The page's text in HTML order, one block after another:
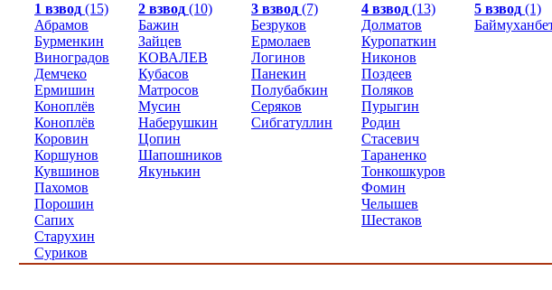
1 взвод (15)
Абрамов
Бурменкин
Виноградов
Демчеко
Ермишин
Коноплёв
Коноплёв
Коровин
Коршунов
Кувшинов
Пахомов
Порошин
Сапих
Старухин
Суриков
2 взвод (10)
Бажин
Зайцев
КОВАЛЕВ
Кубасов
Матросов
Мусин
Наберушкин
Цопин
Шапошников
Якунькин
3 взвод (7)
Безруков
Ермолаев
Логинов
Панекин
Полубабкин
Серяков
Сибгатуллин
4 взвод (13)
Долматов
Куропаткин
Никонов
Поздеев
Поляков
Пурыгин
Родин
Стасевич
Тараненко
Тонкошкуров
Фомин
Челышев
Шестаков
5 взвод (1)